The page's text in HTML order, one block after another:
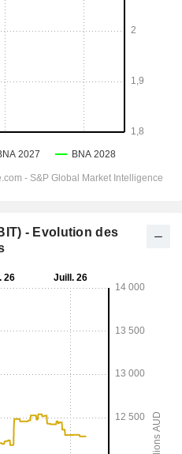
- Evolution des